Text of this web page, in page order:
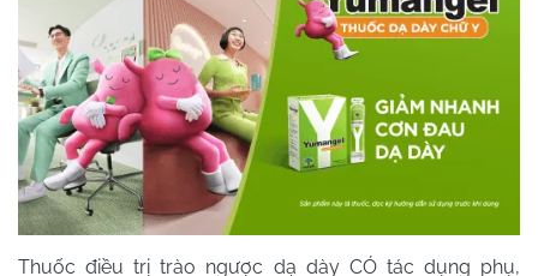
Thuốc điều trị trào ngược dạ dày CÓ tác dụng phụ,